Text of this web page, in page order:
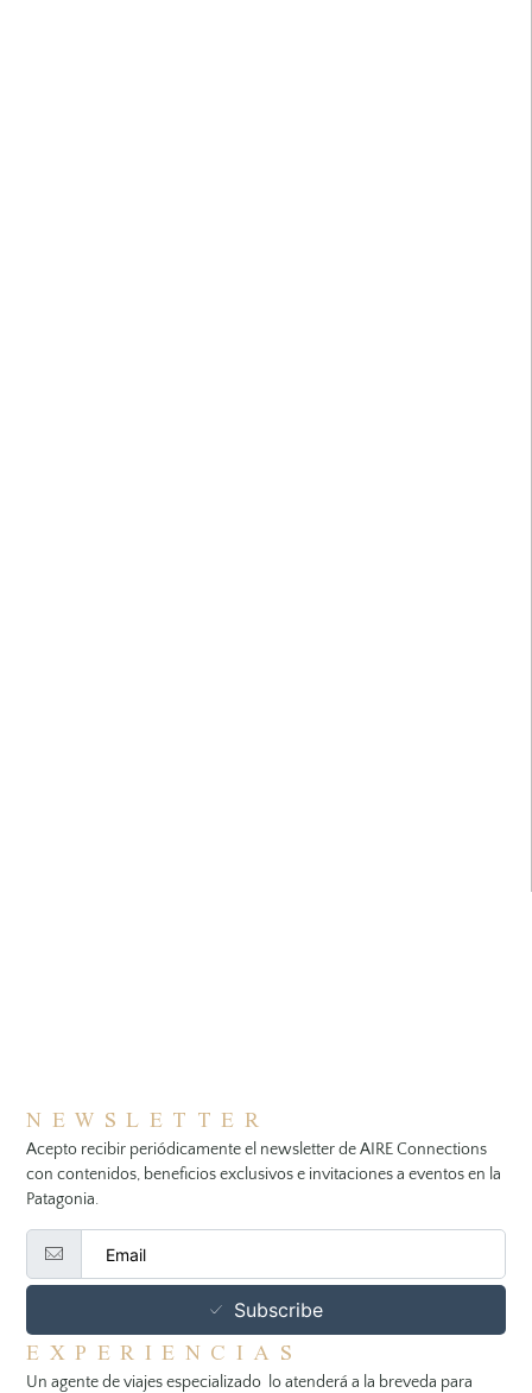
NEWSLETTER
Acepto recibir periódicamente el newsletter de AIRE Connections
con contenidos, beneficios exclusivos e invitaciones a eventos en la
Patagonia.
Subscribe
EXPERIENCIAS
Un agente de viajes especializado lo atenderá a la breveda para